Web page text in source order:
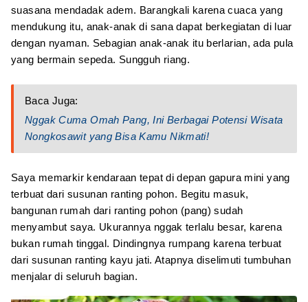
suasana mendadak adem. Barangkali karena cuaca yang
mendukung itu, anak-anak di sana dapat berkegiatan di luar
dengan nyaman. Sebagian anak-anak itu berlarian, ada pula
yang bermain sepeda. Sungguh riang.
Baca Juga:
Nggak Cuma Omah Pang, Ini Berbagai Potensi Wisata
Nongkosawit yang Bisa Kamu Nikmati!
Saya memarkir kendaraan tepat di depan gapura mini yang
terbuat dari susunan ranting pohon. Begitu masuk,
bangunan rumah dari ranting pohon (pang) sudah
menyambut saya. Ukurannya nggak terlalu besar, karena
bukan rumah tinggal. Dindingnya rumpang karena terbuat
dari susunan ranting kayu jati. Atapnya diselimuti tumbuhan
menjalar di seluruh bagian.